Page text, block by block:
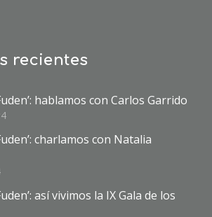
recientes
hablamos con Carlos Garrido
charlamos con Natalia
así vivimos la IX Gala de los